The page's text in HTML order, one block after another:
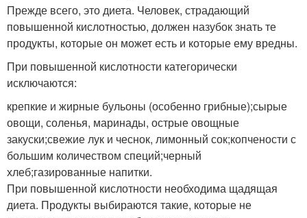
Прежде всего, это диета. Человек, страдающий
повышенной кислотностью, должен назубок знать те
продукты, которые он может есть и которые ему вредны.
При повышенной кислотности категорически
исключаются:
крепкие и жирные бульоны (особенно грибные);сырые
овощи, соленья, маринады, острые овощные
закуски;свежие лук и чеснок, лимонный сок;копчености с
большим количеством специй;черный
хлеб;газированные напитки.
При повышенной кислотности необходима щадящая
диета. Продукты выбираются такие, которые не